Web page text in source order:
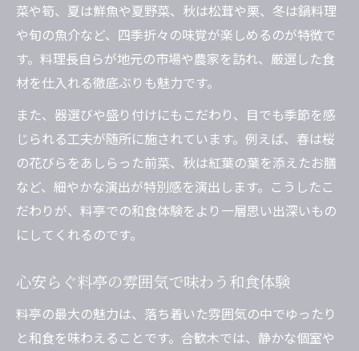
和食と料亭が織りなす唯一無二の贅沢時間
季節の食材で味わう合歓木の料理体験
旬の食材を活かす和食料亭の料理体験
和食料亭で季節感を味わう贅沢なひととき
合歓木ならではの和食と旬食材の出会い
和食料亭が提案する季節限定メニューの魅
力
四季折々の食材で彩る和食料亭の味わい
菜や筍、夏は鮮魚や夏野菜、秋は松茸や栗、冬は鍋料理
や旬の魚介など、四季折々の味覚が楽しめるのが特徴で
す。料理長自らが地元の市場や農家を訪れ、厳選した食
材を仕入れる徹底ぶりも魅力です。
また、器選びや盛り付けにもこだわり、目でも季節を感
じられる工夫が随所に施されています。例えば、春は桜
の花びらをあしらった前菜、秋は紅葉の葉を添えたお膳
など、細やかな演出が特別感を演出します。こうしたこ
だわりが、料亭での和食体験をより一層思い出深いもの
にしてくれるのです。
心安らぐ料亭の雰囲気で味わう和食体験
料亭の最大の魅力は、落ち着いた雰囲気の中でゆったり
と和食を味わえることです。合歓木では、静かな個室や